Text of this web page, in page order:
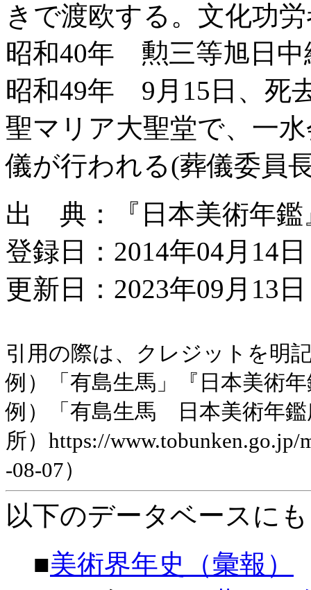
きで渡欧する。文化功
昭和40年 勲三等旭日中
昭和49年 9月15日、死
聖マリア大聖堂で、一
儀が行われる(葬儀委員
出 典：『日本美術年鑑
登録日：2014年04月14日
更新日：2023年09月13
引用の際は、クレジットを明
例）「有島生馬」『日本美術
例）「有島生馬 日本美術年鑑
所）https://
-08-07）
以下のデータベースに
■美術界年史（彙報）